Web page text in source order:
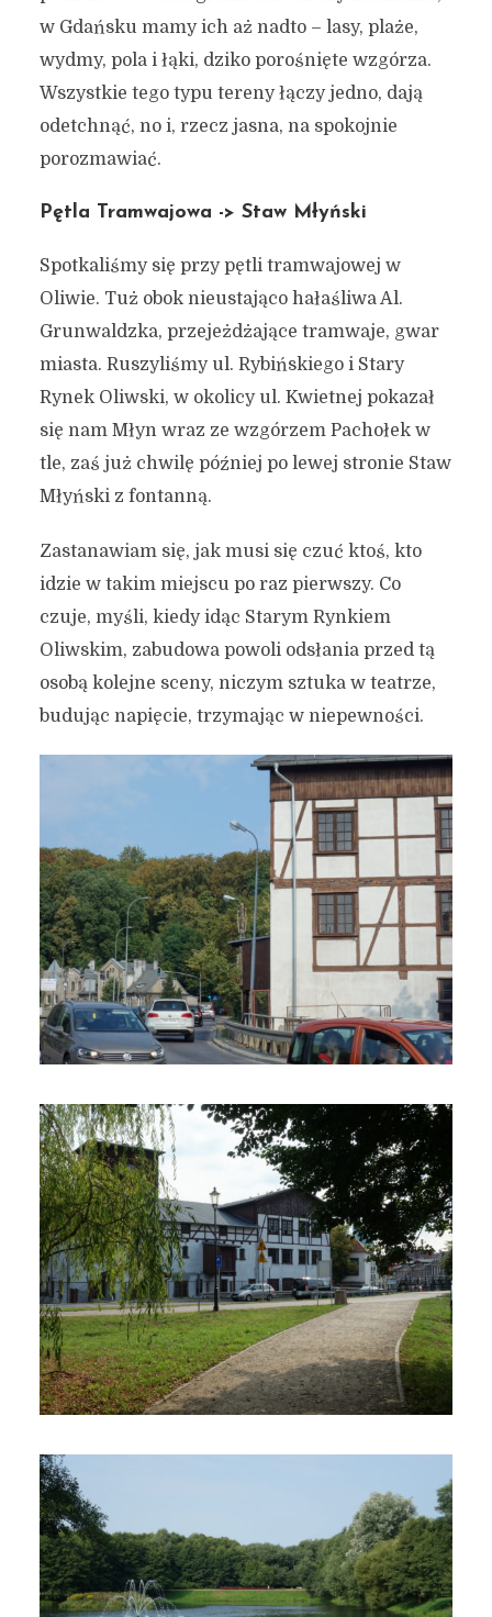
w Gdańsku mamy ich aż nadto – lasy, plaże,
wydmy, pola i łąki, dziko porośnięte wzgórza.
Wszystkie tego typu tereny łączy jedno, dają
odetchnąć, no i, rzecz jasna, na spokojnie
porozmawiać.
Pętla Tramwajowa -> Staw Młyński
Spotkaliśmy się przy pętli tramwajowej w
Oliwie. Tuż obok nieustająco hałaśliwa Al.
Grunwaldzka, przejeżdżające tramwaje, gwar
miasta. Ruszyliśmy ul. Rybińskiego i Stary
Rynek Oliwski, w okolicy ul. Kwietnej pokazał
się nam Młyn wraz ze wzgórzem Pachołek w
tle, zaś już chwilę później po lewej stronie Staw
Młyński z fontanną.
Zastanawiam się, jak musi się czuć ktoś, kto
idzie w takim miejscu po raz pierwszy. Co
czuje, myśli, kiedy idąc Starym Rynkiem
Oliwskim, zabudowa powoli odsłania przed tą
osobą kolejne sceny, niczym sztuka w teatrze,
budując napięcie, trzymając w niepewności.